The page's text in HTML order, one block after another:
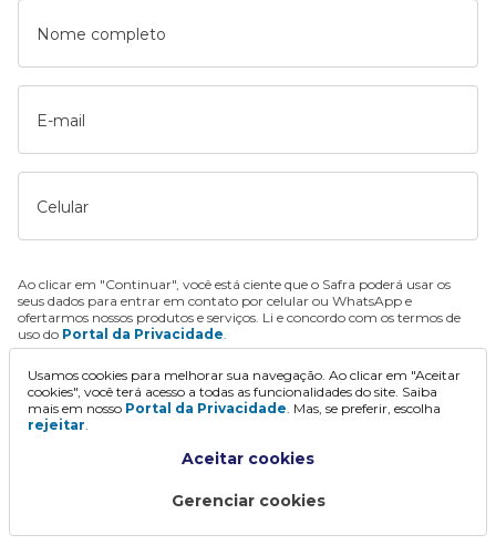
Nome completo
E-mail
Celular
Ao clicar em "Continuar", você está ciente que o Safra poderá usar os
seus dados para entrar em contato por celular ou WhatsApp e
ofertarmos nossos produtos e serviços. Li e concordo com os termos de
uso do Portal da Privacidade.
Continuar
Usamos cookies para melhorar sua navegação. Ao clicar em "Aceitar
cookies", você terá acesso a todas as funcionalidades do site. Saiba
mais em nosso Portal da Privacidade. Mas, se preferir, escolha
rejeitar.
Aceitar cookies
Gerenciar cookies